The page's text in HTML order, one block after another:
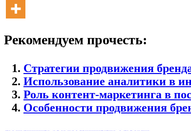
Рекомендуем прочесть:
Стратегии продвижения
Использование аналитики в
Роль контент-маркетинга в
Особенности продвижения